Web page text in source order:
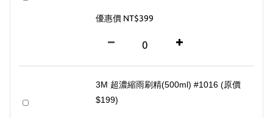
優惠價 NT$399
3M 超濃縮雨刷精(500ml) #1016 (原價
$199)